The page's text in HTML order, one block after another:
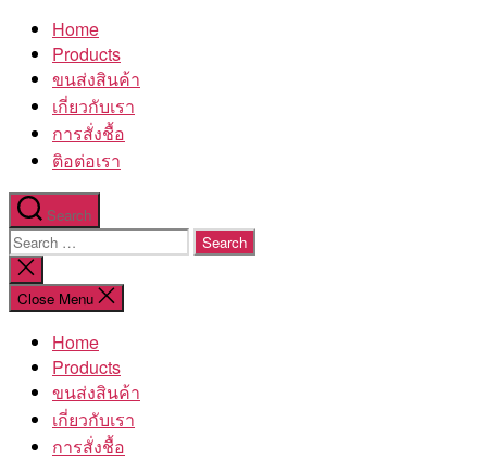
โรงงานHome
Products
ขนส่งสินค้า
เกี่ยวกับเรา
การสั่งชื้อ
ติอต่อเรา
Search
Search
for:
Close
search
Close Menu
Home
Products
ขนส่งสินค้า
เกี่ยวกับเรา
การสั่งชื้อ